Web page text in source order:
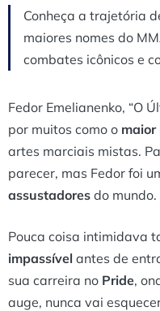
Conheça a trajetória
maiores nomes do
combates icônicos e
Fedor Emelianenko, “O
por muitos como o maior
artes marciais mistas.
parecer, mas Fedor foi
assustadores do mundo.
Pouca coisa intimidava
impassível antes de
sua carreira no Pride,
auge, nunca vai